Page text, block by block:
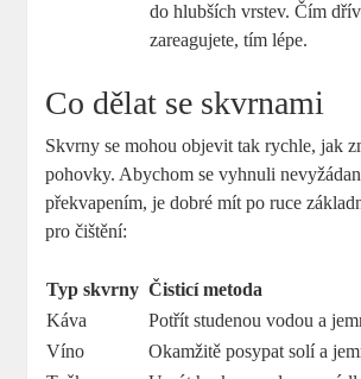
do hlubších vrstev. Čím
zareagujete, tím lépe.
Co dělat se skvrnami
Skvrny se mohou objevit tak rychle, jak
pohovky. Abychom se vyhnuli
překvapením, je dobré mít po ruce
pro čištění:
Typ skvrny Čisticí metoda
Káva
Potřít studenou vodou a
Víno
Okamžitě posypat solí a